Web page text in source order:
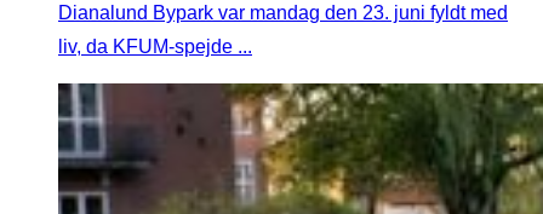
Dianalund Bypark var mandag den 23. juni fyldt med
liv, da KFUM-spejde ...